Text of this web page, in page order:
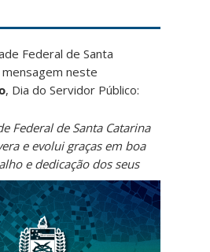
Federal de Santa
mensagem neste
, Dia do Servidor Público:
Federal de Santa Catarina
e evolui graças em boa
e dedicação dos seus